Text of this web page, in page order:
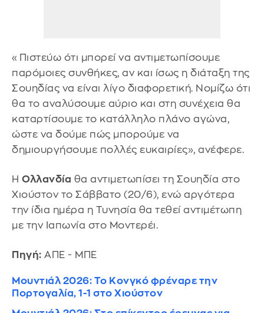
«Πιστεύω ότι μπορεί να αντιμετωπίσουμε
παρόμοιες συνθήκες, αν και ίσως η διάταξη της
Σουηδίας να είναι λίγο διαφορετική. Νομίζω ότι
θα το αναλύσουμε αύριο και στη συνέχεια θα
καταρτίσουμε το κατάλληλο πλάνο αγώνα,
ώστε να δούμε πώς μπορούμε να
δημιουργήσουμε πολλές ευκαιρίες», ανέφερε.
Η Ολλανδία θα αντιμετωπίσει τη Σουηδία στο
Χιούστον το Σάββατο (20/6), ενώ αργότερα
την ίδια ημέρα η Τυνησία θα τεθεί αντιμέτωπη
με την Ιαπωνία στο Μοντερέι.
Πηγή: ΑΠΕ - ΜΠΕ
Μουντιάλ 2026: Το Κονγκό φρέναρε την
Πορτογαλία, 1-1 στο Χιούστον